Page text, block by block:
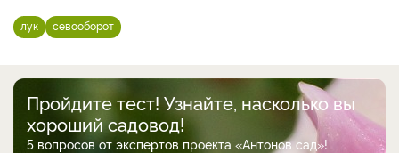
лук севооборот
Пройдите тест! Узнайте, насколько вы
хороший садовод!
5 вопросов от экспертов проекта «Антонов сад»!